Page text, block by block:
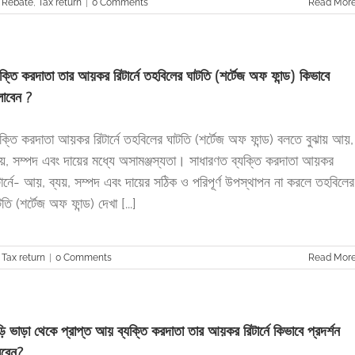
Rebate, Tax return 0 Comments Read
করদাতা তার আয়কর রিটার্নে তহবিলের ঘাটতি (শর্টেজ অফ ফান্ড) কিভাবে
?
করদাতা আয়কর রিটার্নে তহবিলের ঘাটতি (শর্টেজ অফ ফান্ড) বলতে বুঝায় আয়,
সম্পদ এবং দায়ের মধ্যে অসামঞ্জস্যতা। সাধারণত ব্যক্তি করদাতা আয়কর
আয়, ব্যয়, সম্পদ এবং দায়ের সঠিক ও পরিপূর্ণ উপস্থাপন না করলে তহবিলের
(শর্টেজ অফ ফান্ড) দেখা [...]
Tax return 0 Comments Read
ভাড়া থেকে প্রাপ্ত আয় ব্যক্তি করদাতা তার আয়কর রিটার্নে কিভাবে প্রদর্শন